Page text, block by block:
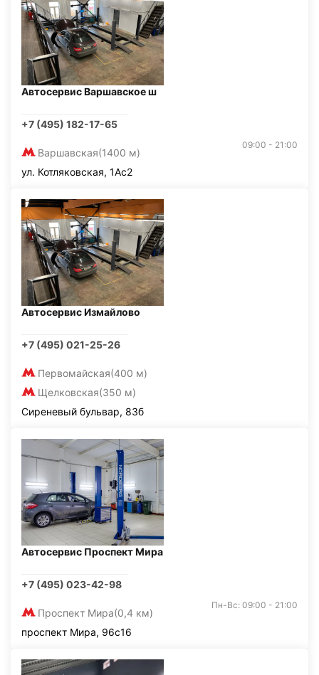
Автосервис Варшавское ш
+7 (495) 182-17-65
Варшавская(1400 м)
09:00 - 21:00
ул. Котляковская, 1Ас2
Автосервис Измайлово
+7 (495) 021-25-26
Первомайская(400 м)
Щелковская(350 м)
Сиреневый бульвар, 83б
Автосервис Проспект Мира
+7 (495) 023-42-98
Проспект Мира(0,4 км)
Пн-Вс: 09:00 - 21:00
проспект Мира, 96с16